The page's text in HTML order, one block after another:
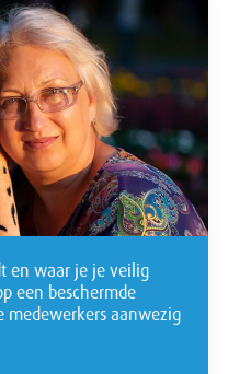
en waar je je veilig
een beschermde
medewerkers aanwezig